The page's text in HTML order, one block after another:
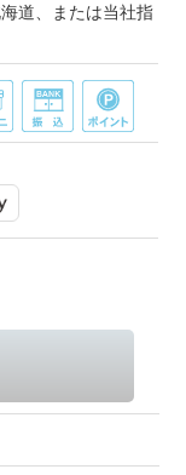
道、または当社指